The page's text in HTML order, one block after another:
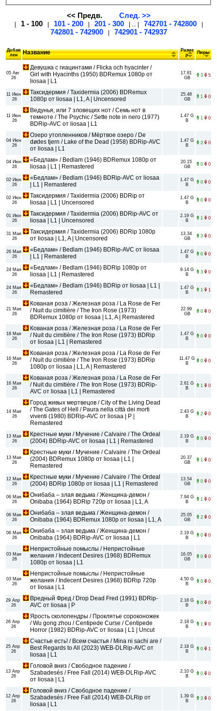
<< Предв. След. >>
| 1 - 100 | 101 - 200 | 201 - 300 | ... | 742701 - 742800 |
742801 - 742900 | 742901 - 742937
Добав
лен
Название
Разме
р
Пиры
05 Авг
26
Девушка с гиацинтами / Flicka och hyacinter /
Girl with Hyacinths (1950) BDRemux 1080p от
liosaa | L1
17.81
GB
3 5
11 Июн
26
Таксидермия / Taxidermia (2006) BDRemux
1080p от liosaa | L1, A | Uncensored
25.48
GB
1 0
11 Июн
26
Ведунья, или 7 зловещих нот / Семь нот в
темноте / The Psychic / Sette note in nero (1977)
BDRip-AVC от liosaa | L1
1.47 G
B
1 0
04 Июн
26
Озеро утопленников / Мёртвое озеро / De
dødes tjern / Lake of the Dead (1958) BDRip-AVC
от liosaa | L1
1.47 G
B
2 0
04 Июн
26
«Бедлам» / Bedlam (1946) BDRemux 1080p от
liosaa | L1 | Remastered
20.15
GB
0 0
02 Июн
26
«Бедлам» / Bedlam (1946) BDRip-AVC от liosaa
| L1 | Remastered
1.47 G
B
0 0
02 Июн
26
Таксидермия / Taxidermia (2006) BDRip от
liosaa | L1 | Uncensored
1.47 G
B
0 0
01 Июн
26
Таксидермия / Taxidermia (2006) BDRip-AVC от
liosaa | L1 | Uncensored
2.19 G
B
1 0
31 Мая
26
Таксидермия / Taxidermia (2006) BDRip 1080p
от liosaa | L1, A | Uncensored
13.34
GB
3 0
26 Мая
26
«Бедлам» / Bedlam (1946) BDRip-AVC от liosaa
| L1 | Remastered
1.47 G
B
0 0
24 Мая
26
«Бедлам» / Bedlam (1946) BDRip 1080p от
liosaa | L1 | Remastered
9.14 G
B
3 0
24 Мая
26
«Бедлам» / Bedlam (1946) BDRip от liosaa | L1 |
Remastered
1.47 G
B
1 1
21 Мая
26
Кованая роза / Железная роза / La Rose de Fer
/ Nuit du cimitière / The Iron Rose (1973)
BDRemux 1080p от liosaa | L1, A | Remastered
22.99
GB
0 0
18 Мая
26
Кованая роза / Железная роза / La Rose de Fer
/ Nuit du cimitière / The Iron Rose (1973) BDRip
от liosaa | L1 | Remastered
1.47 G
B
0 0
16 Мая
26
Кованая роза / Железная роза / La Rose de Fer
/ Nuit du cimitière / The Iron Rose (1973) BDRip
1080p от liosaa | L1, A | Remastered
11.47 G
B
0 0
16 Мая
26
Кованая роза / Железная роза / La Rose de Fer
/ Nuit du cimitière / The Iron Rose (1973) BDRip-
AVC от liosaa | L1 | Remastered
2.61 G
B
1 0
14 Мая
26
Город живых мертвецов / City of the Living Dead
/ The Gates of Hell / Paura nella città dei morti
viventi (1980) BDRip-AVC от liosaa | P |
Remastered
2.43 G
B
2 0
13 Мая
26
Крестные муки / Мучение / Calvaire / The Ordeal
(2004) BDRip-AVC от liosaa | L1 | Remastered
2.19 G
B
0 0
13 Мая
26
Крестные муки / Мучение / Calvaire / The Ordeal
(2004) BDRemux 1080p от liosaa | L1 |
Remastered
20.37
GB
1 0
12 Мая
26
Крестные муки / Мучение / Calvaire / The Ordeal
(2004) BDRip 1080p от liosaa | L1 | Remastered
13.54
GB
0 0
06 Мая
26
Онибаба – злая ведьма / Женщина-демон /
Onibaba (1964) BDRip 720p от liosaa | L1, A
7.94 G
B
1 0
06 Мая
26
Онибаба – злая ведьма / Женщина-демон /
Onibaba (1964) BDRemux 1080p от liosaa | L1, A
25.05
GB
2 0
06 Мая
26
Онибаба – злая ведьма / Женщина-демон /
Onibaba (1964) BDRip-AVC от liosaa | L1
2.19 G
B
0 0
03 Мая
26
Непристойные помыслы / Непристойные
желания / Indecent Desires (1968) BDRemux
1080p от liosaa | L1
16.05
GB
0 0
03 Мая
26
Непристойные помыслы / Непристойные
желания / Indecent Desires (1968) BDRip 720p
от liosaa | L1
4.50 G
B
0 0
29 Апр
26
Вредный Фред / Drop Dead Fred (1991) BDRip-
AVC от liosaa | P
2.18 G
B
0 0
26 Апр
26
Ярость сколопендры / Проклятье сороконожек
/ Wu gong zhou / Centipede Curse / Centipede
Horror (1982) BDRip-AVC от liosaa | L1 | Uncut
2.18 G
B
1 0
25 Апр
26
Счастье есть! / Всем счастья / Mina ni sachi are /
Best Regards to All (2023) WEB-DLRip-AVC от
liosaa | L1
2.18 G
B
0 1
13 Апр
26
Головой вниз / Свободное падение /
Szabadesés / Free Fall (2014) WEB-DLRip-AVC
от liosaa | L1
2.10 G
B
0 0
12 Апр
26
Головой вниз / Свободное падение /
Szabadesés / Free Fall (2014) WEB-DLRip от
liosaa | L1
1.39 G
B
3 0